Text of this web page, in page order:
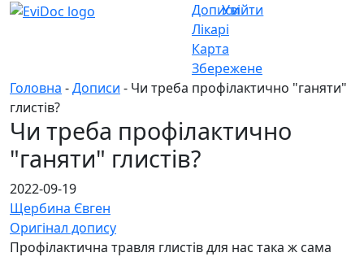
Дописи
Лікарі
Карта
Збережене
Увійти
Головна -Дописи - Чи треба профілактично "ганяти"
глистів?
Чи треба профілактично
"ганяти" глистів?
2022-09-19
Щербина Євген
Оригінал допису
Профілактична травля глистів для нас така ж сама